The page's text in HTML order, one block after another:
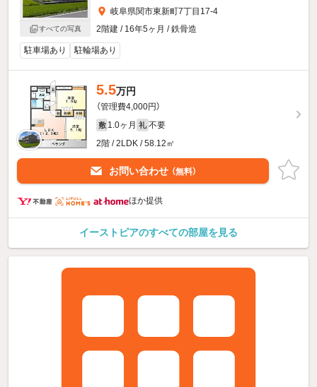
すべての写真
岐阜県関市東新町7丁目17-4
2階建 / 16年5ヶ月 / 鉄骨造
駐車場あり 駐輪場あり
5.5万円
（管理費4,000円）
敷 1.0ヶ月 礼 不要
2階 / 2LDK / 58.12㎡
お問い合わせ （無料）
ほか提供
イーストピアのすべての部屋を見る